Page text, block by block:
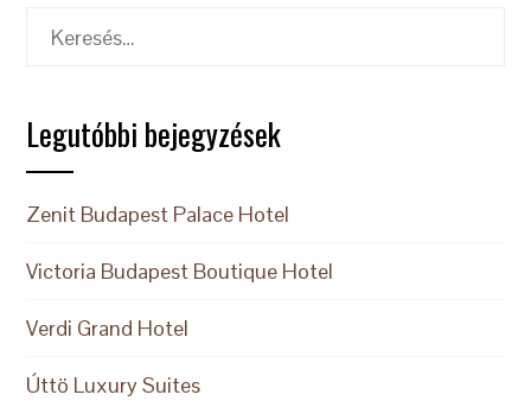
Keresés:
Legutóbbi bejegyzések
Zenit Budapest Palace Hotel
Victoria Budapest Boutique Hotel
Verdi Grand Hotel
Úttö Luxury Suites